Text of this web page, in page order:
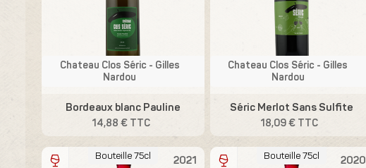
Chateau Clos Séric - Gilles
Nardou
Bordeaux blanc Pauline
14,88 € TTC
Chateau Clos Séric - Gilles
Nardou
Séric Merlot Sans Sulfite
18,09 € TTC
2021
Bouteille 75cl 2020
Bouteille 75cl